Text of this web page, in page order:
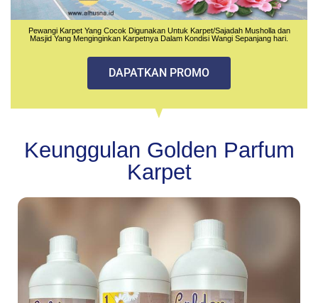
Pewangi Karpet Yang Cocok Digunakan Untuk Karpet/Sajadah Musholla dan
Masjid Yang Menginginkan Karpetnya Dalam Kondisi Wangi Sepanjang hari.
DAPATKAN PROMO
Keunggulan Golden Parfum
Karpet